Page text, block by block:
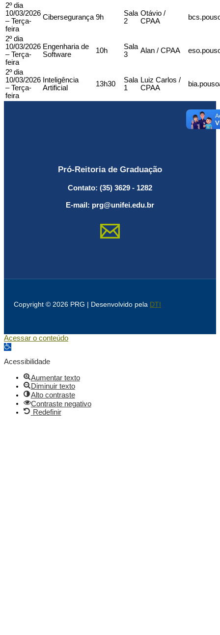
2º dia
10/03/2026
– Terça-
feira
Cibersegurança 9h
Sala
2
Otávio /
CPAA
2º dia
10/03/2026
– Terça-
feira
Engenharia de
Software
10h
Sala
3
Alan / CPAA
2º dia
10/03/2026
– Terça-
feira
Inteligência
Artificial
13h30
Sala
1
Luiz Carlos /
CPAA
Pró-Reitoria de Graduação
Contato: (35) 3629 - 1282
E-mail: prg@unifei.edu.br
Copyright © 2026 PRG | Desenvolvido pela DTI
Acessar o conteúdo
Abrir a barra de ferramentas
Acessibilidade
Aumentar texto
Diminuir texto
Alto contraste
Contraste negativo
Redefinir